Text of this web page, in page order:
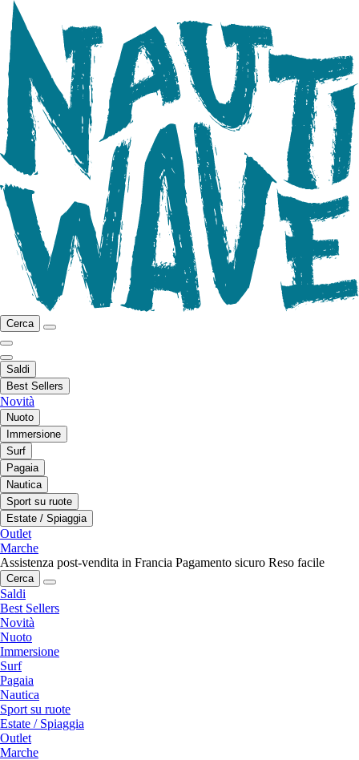
Cerca
Saldi
Best Sellers
Novità
Nuoto
Immersione
Surf
Pagaia
Nautica
Sport su ruote
Estate / Spiaggia
Outlet
Marche
Assistenza post-vendita in Francia Pagamento sicuro Reso facile
Cerca
Saldi
Best Sellers
Novità
Nuoto
Immersione
Surf
Pagaia
Nautica
Sport su ruote
Estate / Spiaggia
Outlet
Marche